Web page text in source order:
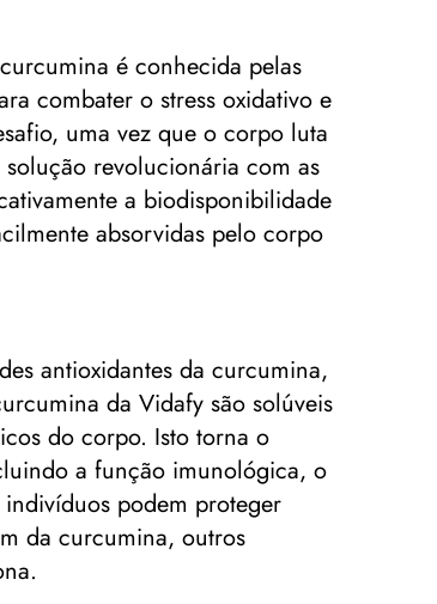
é conhecida pelas
combater o stress oxidativo e
uma vez que o corpo luta
revolucionária com as
a biodisponibilidade
absorvidas pelo corpo
antioxidantes da curcumina,
da Vidafy são solúveis
do corpo. Isto torna o
a função imunológica, o
podem proteger
da curcumina, outros